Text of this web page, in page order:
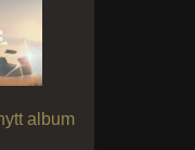
album